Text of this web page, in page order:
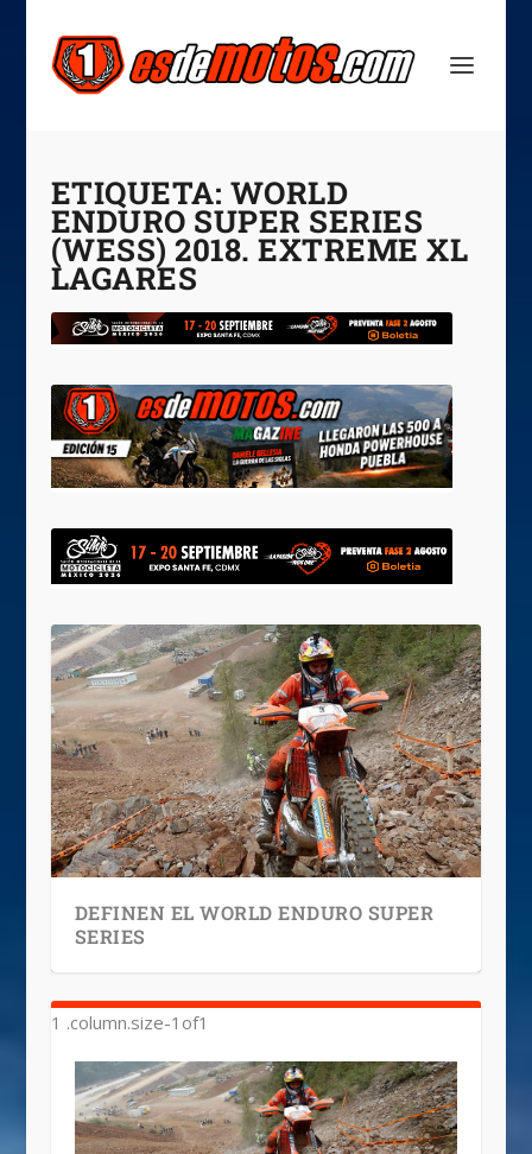
ETIQUETA: WORLD
ENDURO SUPER SERIES
(WESS) 2018. EXTREME XL
LAGARES
DEFINEN EL WORLD ENDURO SUPER
SERIES